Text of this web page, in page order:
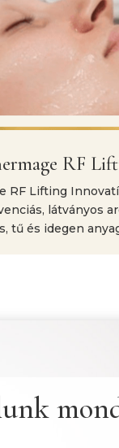
RF
RF Lifting
látványos
tű és idegen